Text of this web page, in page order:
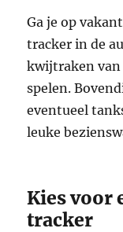
Ga je op
tracker in de
kwijtraken van
spelen.
eventueel
leuke
Kies voor
tracker